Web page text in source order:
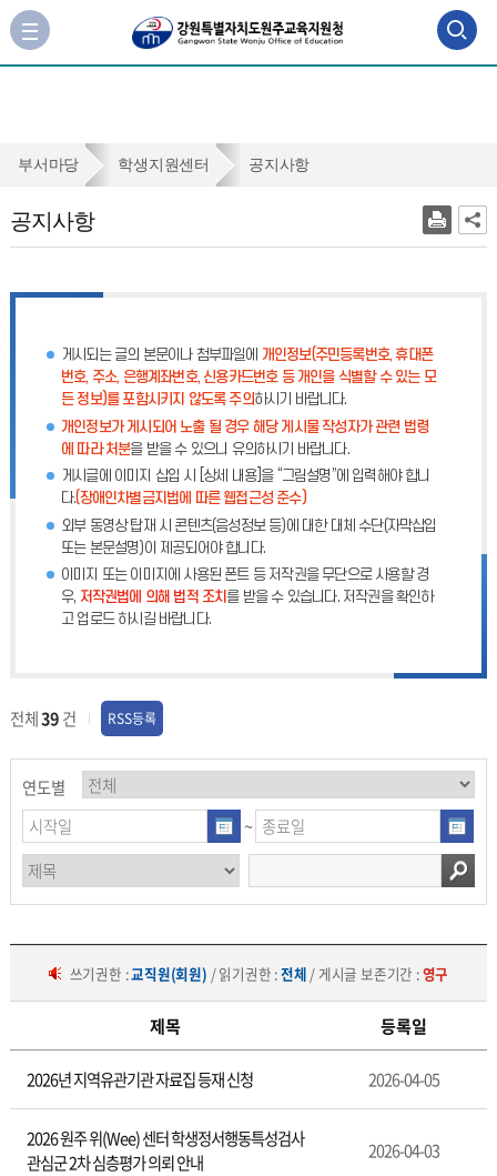
검
색
기
사
이
가
공
사
부서마당 학생지원센터 공지사항
공지사항
게시되는 글의 본문이나 첨부파일에 개인정보(주민등록번호, 휴대폰
번호, 주소, 은행계좌번호, 신용카드번호 등 개인을 식별할 수 있는 모
든 정보)를 포함시키지 않도록 주의하시기 바랍니다.
개인정보가 게시되어 노출 될 경우 해당 게시물 작성자가 관련 법령
에 따라 처분을 받을 수 있으니 유의하시기 바랍니다.
게시글에 이미지 삽입 시 [상세 내용]을 “그림설명”에 입력해야 합니
다.(장애인차별금지법에 따른 웹접근성 준수)
외부 동영상 탑재 시 콘텐츠(음성정보 등)에 대한 대체 수단(자막삽입
또는 본문설명)이 제공되어야 합니다.
이미지 또는 이미지에 사용된 폰트 등 저작권을 무단으로 사용할 경
우, 저작권법에 의해 법적 조치 를 받을 수 있습니다. 저작권을 확인하
고 업로드 하시길 바랍니다.
전체39건 RSS등록
연도별
~
쓰기권한 :교직원(회원) / 읽기권한 :전체 / 게시글 보존기간 :영구
사
제목 등록일
2026년 지역유관기관 자료집 등재 신청 2026-04-05
2026 원주 위(Wee) 센터 학생정서행동특성검사
관심군 2차 심층평가 의뢰 안내
2026-04-03